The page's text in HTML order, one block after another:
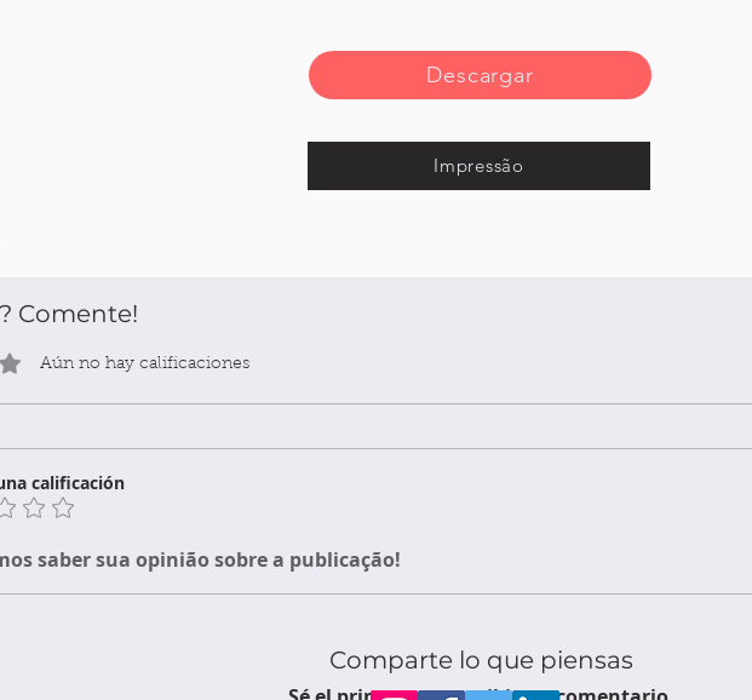
Descargar
Impressão
Comente!
Aún no hay calificaciones
calificación
saber sua opinião sobre a publicação!
Comparte lo que piensas